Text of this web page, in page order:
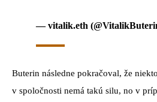
— vitalik.eth
Buterin následne pokračoval, že
v spoločnosti nemá takú silu, no v